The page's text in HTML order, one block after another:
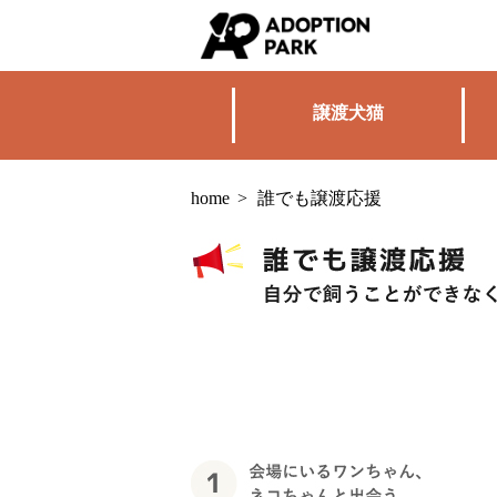
譲渡犬猫
home > 誰でも譲渡応援